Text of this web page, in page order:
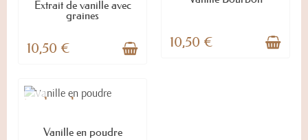
Extrait de vanille avec
graines
10,50 € 10,50 €
Vanille en poudre